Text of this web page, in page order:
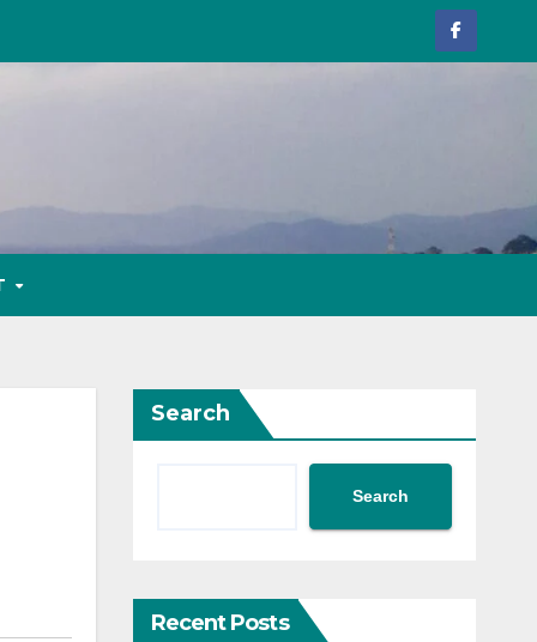
Search
Search
Recent Posts